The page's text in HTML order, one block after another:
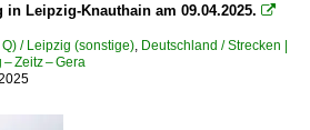
Leipzig-Knauthain am 09.04.2025. 
/ Leipzig (sonstige) Deutschland / Strecken |
Zeitz – Gera